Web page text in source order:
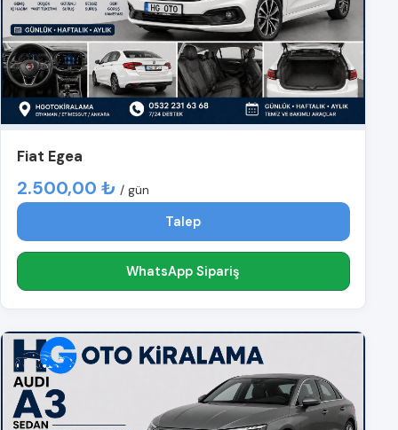
Fiat Egea
2.500,00 ₺ / gün
Talep
WhatsApp Sipariş